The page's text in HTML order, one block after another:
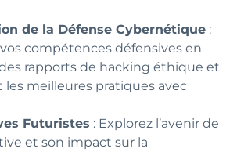
de la Défense Cybernétique :
compétences défensives en
rapports de hacking éthique et
les meilleures pratiques avec
Futuristes : Explorez l’avenir de
et son impact sur la